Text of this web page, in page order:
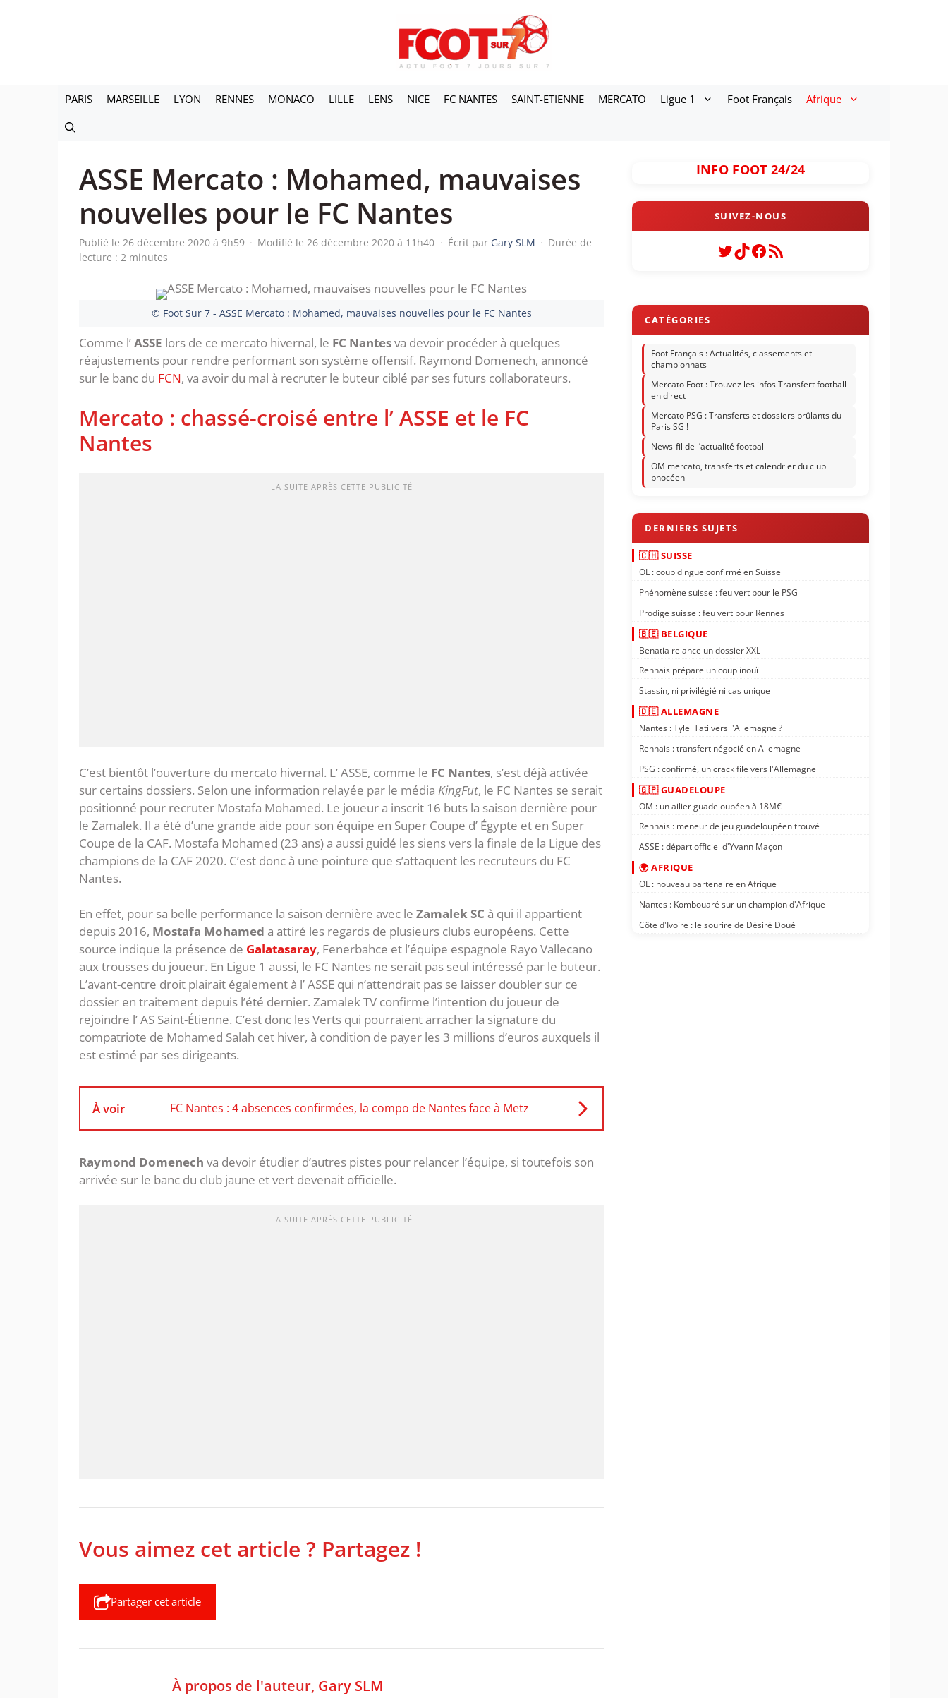
PARIS MARSEILLE LYON RENNES MONACO LILLE LENS NICE FC NANTES SAINT-ETIENNE MERCATO Ligue 1 Foot Français Afrique
ASSE Mercato : Mohamed, mauvaises
nouvelles pour le FC Nantes
Publié le 26 décembre 2020 à 9h59 · Modifié le 26 décembre 2020 à 11h40 · Écrit par Gary SLM · Durée de
lecture : 2 minutes
© Foot Sur 7 - ASSE Mercato : Mohamed, mauvaises nouvelles pour le FC Nantes
Comme l’ASSE lors de ce mercato hivernal, le FC Nantesva devoir procéder à quelques
réajustements pour rendre performant son système offensif. Raymond Domenech, annoncé
sur le banc du FCN, va avoir du mal à recruter le buteur ciblé par ses futurs collaborateurs.
Mercato : chassé-croisé entre l’ ASSE et le FC
Nantes
LA SUITE APRÈS CETTE PUBLICITÉ
C’est bientôt l’ouverture du mercato hivernal. L’ ASSE, comme le FC Nantes, s’est déjà activée
sur certains dossiers. Selon une information relayée par le média KingFut, le FC Nantes se serait
positionné pour recruter Mostafa Mohamed. Le joueur a inscrit 16 buts la saison dernière pour
le Zamalek. Il a été d’une grande aide pour son équipe en Super Coupe d’ Égypte et en Super
Coupe de la CAF. Mostafa Mohamed (23 ans) a aussi guidé les siens vers la finale de la Ligue des
champions de la CAF 2020. C’est donc à une pointure que s’attaquent les recruteurs du FC
Nantes.
En effet, pour sa belle performance la saison dernière avec le Zamalek SC à qui il appartient
depuis 2016, Mostafa Mohamed a attiré les regards de plusieurs clubs européens. Cette
source indique la présence de Galatasaray, Fenerbahce et l’équipe espagnole Rayo Vallecano
aux trousses du joueur. En Ligue 1 aussi, le FC Nantes ne serait pas seul intéressé par le buteur.
L’avant-centre droit plairait également à l’ ASSE qui n’attendrait pas se laisser doubler sur ce
dossier en traitement depuis l’été dernier. Zamalek TV confirme l’intention du joueur de
rejoindre l’ AS Saint-Étienne. C’est donc les Verts qui pourraient arracher la signature du
compatriote de Mohamed Salah cet hiver, à condition de payer les 3 millions d’euros auxquels il
est estimé par ses dirigeants.
À voir FC Nantes : 4 absences confirmées, la compo de Nantes face à Metz
Raymond Domenech va devoir étudier d’autres pistes pour relancer l’équipe, si toutefois son
arrivée sur le banc du club jaune et vert devenait officielle.
LA SUITE APRÈS CETTE PUBLICITÉ
Vous aimez cet article ? Partagez !
Partager cet article
À propos de l'auteur, Gary SLM
INFO FOOT 24/24
Twitter
TikTok
Facebook
Flux RSS
Foot Français : Actualités, classements et
championnats
Mercato Foot : Trouvez les infos Transfert football
en direct
Mercato PSG : Transferts et dossiers brûlants du
Paris SG !
News-fil de l’actualité football
OM mercato, transferts et calendrier du club
phocéen
🇨🇭 SUISSE
OL : coup dingue confirmé en Suisse
Phénomène suisse : feu vert pour le PSG
Prodige suisse : feu vert pour Rennes
🇧🇪 BELGIQUE
Benatia relance un dossier XXL
Rennais prépare un coup inouï
Stassin, ni privilégié ni cas unique
🇩🇪 ALLEMAGNE
Nantes : Tylel Tati vers l'Allemagne ?
Rennais : transfert négocié en Allemagne
PSG : confirmé, un crack file vers l'Allemagne
🇬🇵 GUADELOUPE
OM : un ailier guadeloupéen à 18M€
Rennais : meneur de jeu guadeloupéen trouvé
ASSE : départ officiel d'Yvann Maçon
🌍 AFRIQUE
OL : nouveau partenaire en Afrique
Nantes : Kombouaré sur un champion d'Afrique
Côte d'Ivoire : le sourire de Désiré Doué